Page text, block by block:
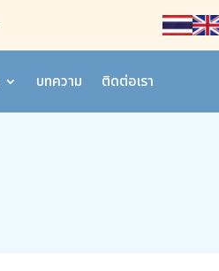
บทความ ติดต่อเรา